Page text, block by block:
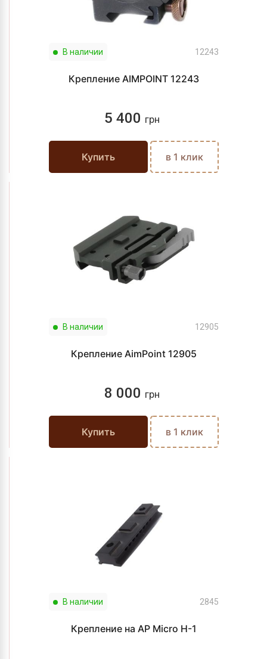
В наличии 12243
Крепление AIMPOINT 12243
5 400 грн
Купить в 1 клик
В наличии 12905
Крепление AimPoint 12905
8 000 грн
Купить в 1 клик
В наличии 2845
Крепление на AP Micro H-1